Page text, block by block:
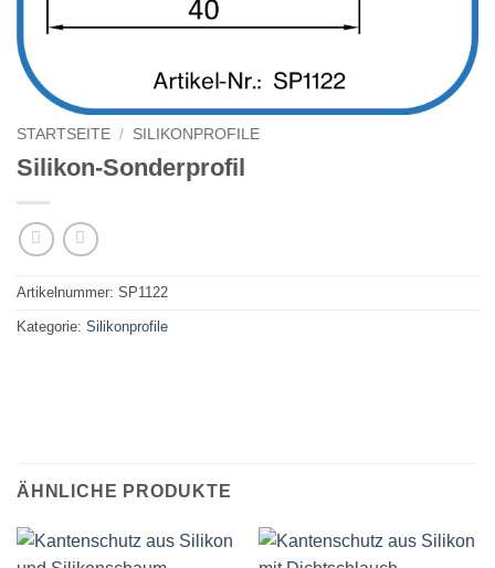
STARTSEITE / SILIKONPROFILE
Silikon-Sonderprofil
Artikelnummer: SP1122
Kategorie: Silikonprofile
ÄHNLICHE PRODUKTE